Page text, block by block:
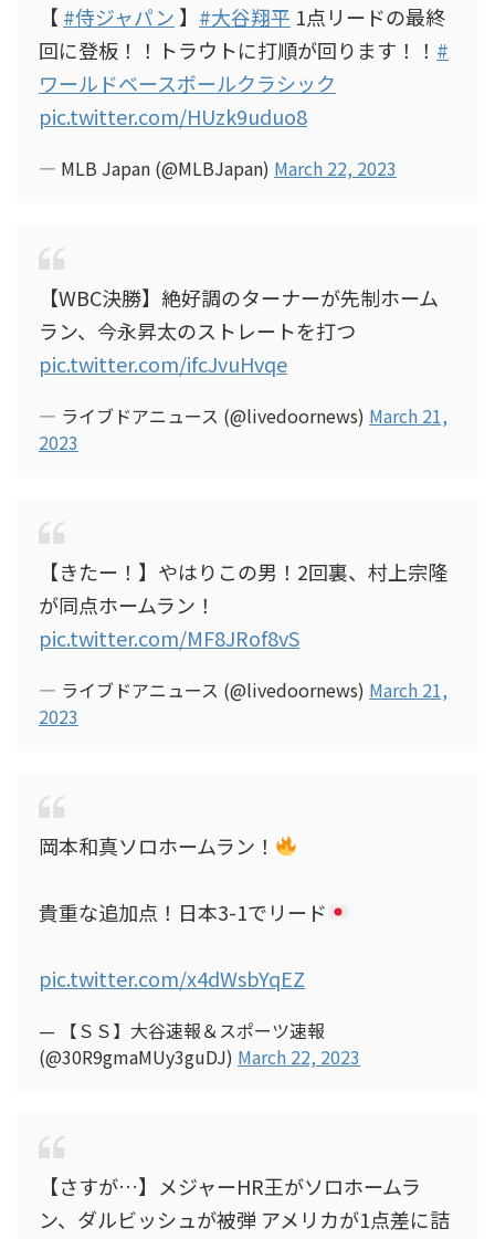
【#侍ジャパン】 #大谷翔平 1点リードの最終
回に登板！！トラウトに打順が回ります！！ #
ワールドベースボールクラシック
pic.twitter.com/HUzk9uduo8
— MLB Japan (@MLBJapan) March 22, 2023
【WBC決勝】絶好調のターナーが先制ホーム
ラン、今永昇太のストレートを打つ
pic.twitter.com/ifcJvuHvqe
— ライブドアニュース (@livedoornews) March 21,
2023
【きたー！】やはりこの男！2回裏、村上宗隆
が同点ホームラン！
pic.twitter.com/MF8JRof8vS
— ライブドアニュース (@livedoornews) March 21,
2023
岡本和真ソロホームラン！
貴重な追加点！日本3-1でリード
pic.twitter.com/x4dWsbYqEZ
— 【ＳＳ】大谷速報＆スポーツ速報
(@30R9gmaMUy3guDJ) March 22, 2023
【さすが…】メジャーHR王がソロホームラ
ン、ダルビッシュが被弾 アメリカが1点差に詰